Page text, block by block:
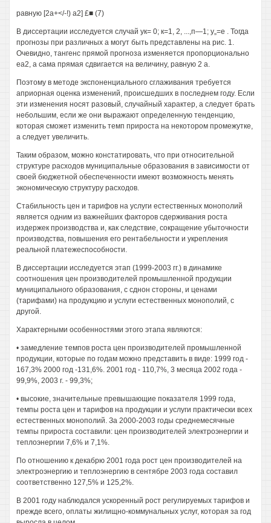
равную [2а+</-!) а2] £■ (7)
В диссертации исследуется случай ук= 0; к=1, 2, ...,п—1; у„=е . Тогда
прогнозы при различных а могут быть представлены на рис. 1.
Очевидно, тангенс прямой прогноза изменяется пропорционально
еа2, а сама прямая сдвигается на величину, равную 2 а.
Поэтому в методе экспоненциального сглаживания требуется
априорная оценка изменений, происшедших в последнем году. Если
эти изменения носят разовый, случайный характер, а следует брать
небольшим, если же они выражают определенную тенденцию,
которая сможет изменить темп прироста на некотором промежутке,
а следует увеличить.
Таким образом, можно констатировать, что при относительной
структуре расходов муниципальные образования в зависимости от
своей бюджетной обеспеченности имеют возможность менять
экономическую структуру расходов.
Стабильность цен и тарифов на услуги естественных монополий
является одним из важнейших факторов сдерживания роста
издержек производства и, как следствие, сокращение убыточности
производства, повышения его рентабельности и укрепления
реальной платежеспособности.
В диссертации исследуется этап (1999-2003 гг.) в динамике
соотношения цен производителей промышленной продукции
муниципального образования, с сднон стороны, и ценами
(тарифами) на продукцию и услуги естественных монополий, с
другой.
Характерными особенностями этого этапа являются:
• замедление темпов роста цен производителей промышленной
продукции, которые по годам можно представить в виде: 1999 год -
167,3% 2000 год -131,6%. 2001 год - 110,7%, 3 месяца 2002 года -
99,9%, 2003 г. - 99,3%;
• высокие, значительные превышающие показателя 1999 года,
темпы роста цен и тарифов на продукции и услуги практически всех
естественных монополий. За 2000-2003 годы среднемесячные
темпы прироста составили: цен производителей электроэнергии и
теплоэнергии 7,6% и 7,1%.
По отношению к декабрю 2001 года рост цен производителей на
электроэнергию и теплоэнергию в сентябре 2003 года составил
соответственно 127,5% и 125,2%.
В 2001 году наблюдался ускоренный рост регулируемых тарифов и
прежде всего, оплаты жилищно-коммунальных услуг, которая за год